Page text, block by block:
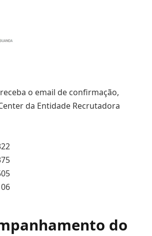
o email de confirmação,
da Entidade Recrutadora
do